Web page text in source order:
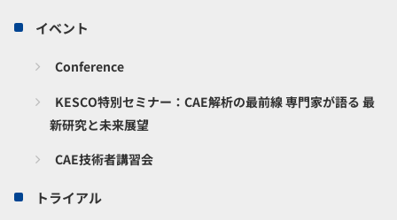
イベント
Conference
KESCO特別セミナー：CAE解析の最前線 専門家が語る 最
新研究と未来展望
CAE技術者講習会
トライアル